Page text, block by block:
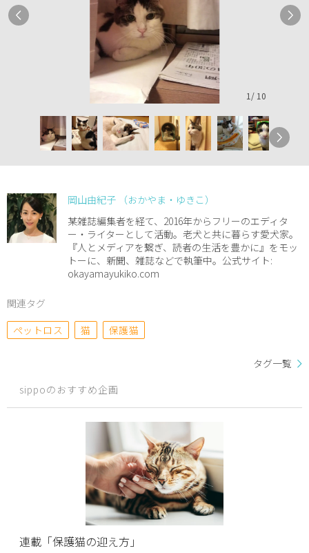
1 / 10
岡山由紀子 （おかやま・ゆきこ）
某雑誌編集者を経て、2016年からフリーのエディタ
ー・ライターとして活動。老犬と共に暮らす愛犬家。
『人とメディアを繋ぎ、読者の生活を豊かに』をモッ
トーに、新聞、雑誌などで執筆中。公式サイト:
okayamayukiko.com
関連タグ
ペットロス
猫 保護猫
タグ一覧
sippoのおすすめ企画
連載「保護猫の迎え方」